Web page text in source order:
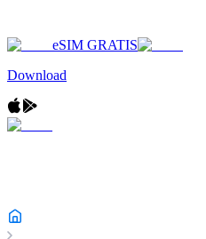
eSIM GRATIS
Download